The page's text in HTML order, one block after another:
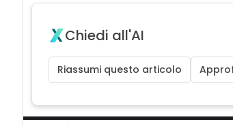
Chiedi all'AI
Riassumi questo articolo